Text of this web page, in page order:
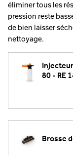
éliminer tous les
pression reste
de bien laisser
nettoyage.
Injecteur
80 - RE
Brosse